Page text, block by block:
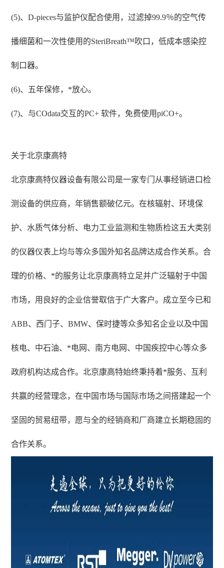
(5)、D-pieces与监护仪配合使用，过滤掉99.9％的空气传
播细菌和一次性使用的SteriBreath™吹口，低成本感染控
制口器。
(6)、五年保修，*放心。
(7)、与COdata交互的PC+ 软件，免费使用piCO+。
关于北京康高特
北京康高特仪器设备有限公司是一家专门从事经销进口检
测设备的供应商，年销售额破亿元。在核辐射、环境保
护、水质气体分析、电力工业监测和生物质检这五大类别
的仪器仪表上均与等众多国外知名品牌达成合作关系。合
理的价格、*的服务让北京康高特立足并广泛辐射于中国
市场，用良好的企业信誉取信于广大客户。成立至今已和
ABB、西门子、BMW、保时捷等众多知名企业以及中国
核电、中石油、*电网、南方电网、中国疾控中心等众多
政府机构达成合作。北京康高特始终秉持着*服务、互利
共赢的经营理念，在中国市场与国际市场之间搭建起一个
坚固的贸易纽带，愿与全的经销商和厂商建立长期稳固的
合作关系。